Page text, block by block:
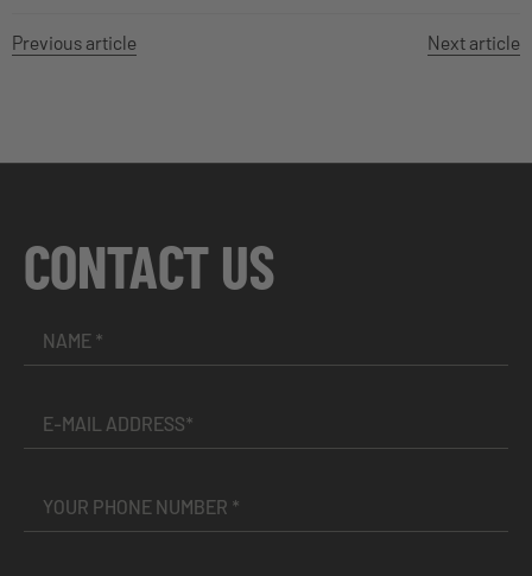
Previous article Next article
CONTACT US